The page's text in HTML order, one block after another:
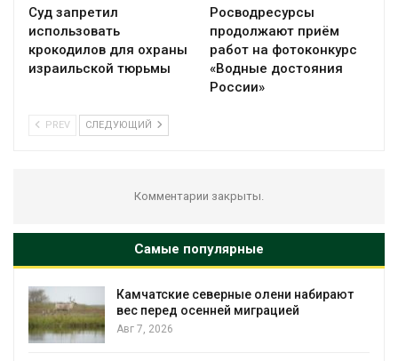
Суд запретил
использовать
крокодилов для охраны
израильской тюрьмы
Росводресурсы
продолжают приём
работ на фотоконкурс
«Водные достояния
России»
PREV СЛЕДУЮЩИЙ
Комментарии закрыты.
Самые популярные
Камчатские северные олени набирают
вес перед осенней миграцией
Авг 7, 2026